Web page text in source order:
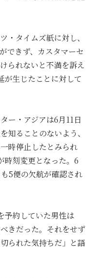
・タイムズ紙に対し、
できず、カスタマーセ
られないと不満を訴え
が生じたことに対して
ー・アジアは6月11日
知ることのないよう、
時停止したとみられ
時刻変更となった。6
5便の欠航が確認され
予約していた男性は
きだった。それをせず
られた気持ちだ」と語